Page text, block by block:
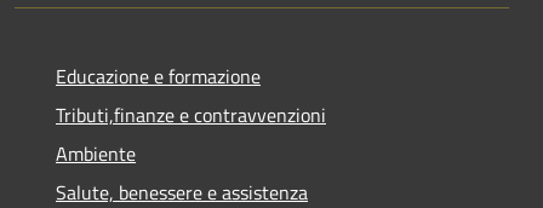
Educazione e formazione
Tributi,finanze e contravvenzioni
Ambiente
Salute, benessere e assistenza